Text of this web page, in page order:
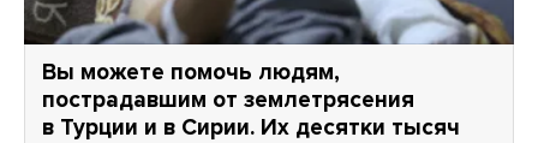
Вы можете помочь людям,
пострадавшим от землетрясения
в Турции и в Сирии. Их десятки тысяч